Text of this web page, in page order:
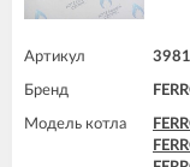
Артикул
Бренд
Модель котла